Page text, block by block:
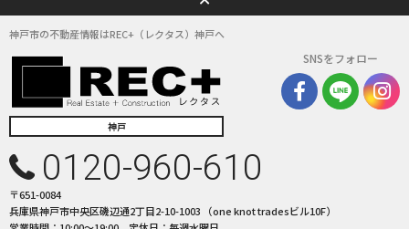
(3) お客さま情報の収集に際しては、利用目的を特定して通知または公表
(4) お客さま情報の漏洩、紛失、改ざん等を防止するために必要な 対策を
講じて適切な管理を行います。
(5) 保有するお客さま情報について、お客さま本人からの開示、訂正、削
除、利用停止の依頼を所定の窓口でお受けして、誠意をもって対応いたし
具体的には、以下の内容に従ってお客さま情報の取り扱いをいたします。
３．お客様の情報の利用目的
当社は、不動産についてのサービスをお客さまにご利用いただくにあた
神戸市の不動産情報はREC+（レクタス）神戸へ
神戸
SNSをフォロー
0120-960-610
〒651-0084
兵庫県神戸市中央区磯辺通2丁目2-10-1003 （one knot tradesビル10F）